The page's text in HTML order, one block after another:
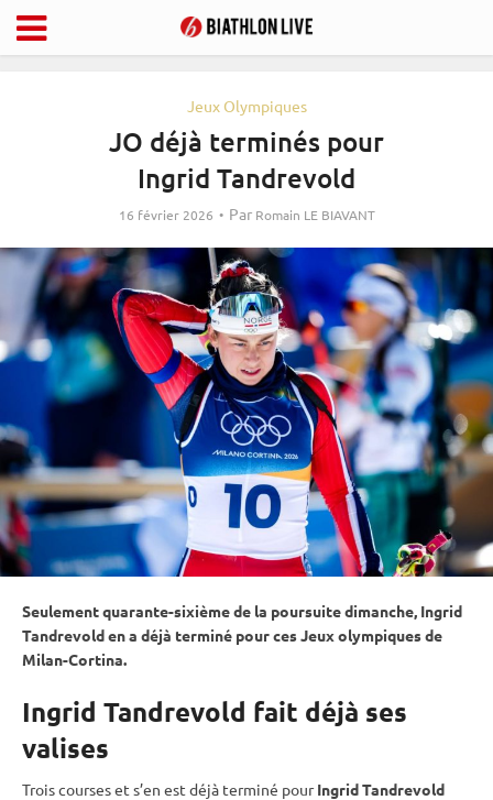
Jeux Olympiques
JO déjà terminés pour
Ingrid Tandrevold
16 février 2026 Par Romain LE BIAVANT
Seulement quarante-sixième de la poursuitedimanche, Ingrid
Tandrevold en a déjà terminé pour cesJeux olympiquesde
Milan-Cortina.
Ingrid Tandrevold fait déjà ses
valises
Trois courses et s’en est déjà terminé pourIngrid Tandrevold